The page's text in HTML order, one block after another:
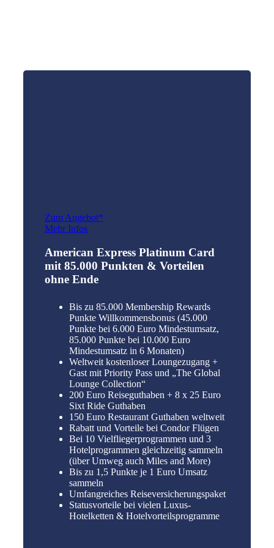
Zum Angebot*
Mehr Infos
American Express Platinum Card
mit 85.000 Punkten & Vorteilen
ohne Ende
Bis zu 85.000 Membership Rewards
Punkte Willkommensbonus (45.000
Punkte bei 6.000 Euro Mindestumsatz,
85.000 Punkte bei 10.000 Euro
Mindestumsatz in 6 Monaten)
Weltweit kostenloser Loungezugang +
Gast mit Priority Pass und „The Global
Lounge Collection“
200 Euro Reiseguthaben + 8 x 25 Euro
Sixt Ride Guthaben
150 Euro Restaurant Guthaben weltweit
Rabatt und Vorteile bei Condor Flügen
Bei 10 Vielfliegerprogrammen und 3
Hotelprogrammen gleichzeitig sammeln
(über Umweg auch Miles and More)
Bis zu 1,5 Punkte je 1 Euro Umsatz
sammeln
Umfangreiches Reiseversicherungspaket
Statusvorteile bei vielen Luxus-
Hotelketten & Hotelvorteilsprogramme